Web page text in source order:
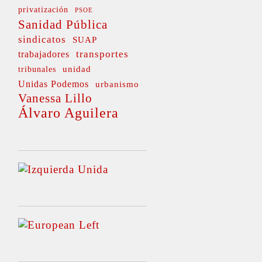
privatización PSOE
Sanidad Pública
sindicatos
SUAP
trabajadores
transportes
tribunales unidad
Unidas Podemos urbanismo
Vanessa Lillo
Álvaro Aguilera